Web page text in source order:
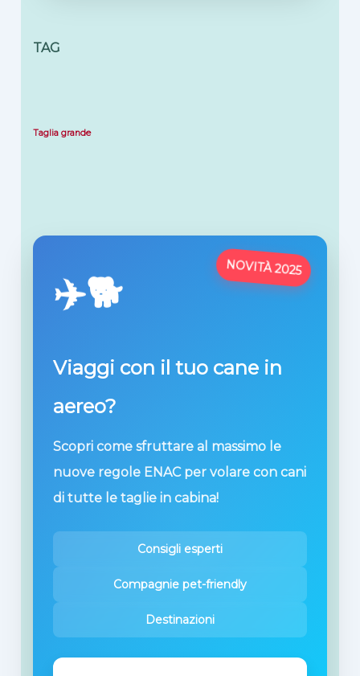
TAG
Taglia grande
NOVITÀ 2025
✈️🐕
Viaggi con il tuo cane in
aereo?
Scopri come sfruttare al massimo le
nuove regole ENAC per volare con cani
di tutte le taglie in cabina!
Consigli esperti
Compagnie pet-friendly
Destinazioni